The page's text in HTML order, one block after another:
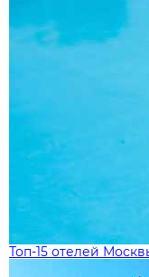
Топ-15 отелей